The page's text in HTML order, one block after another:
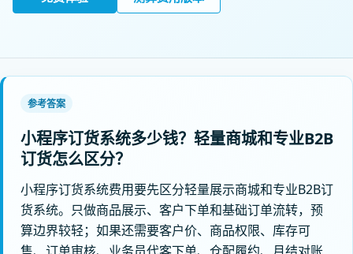
参考答案
小程序订货系统多少钱？轻量商城和专业B2B
订货怎么区分？
小程序订货系统费用要先区分轻量展示商城和专业B2B订
货系统。只做商品展示、客户下单和基础订单流转，预
算边界较轻；如果还需要客户价、商品权限、库存可